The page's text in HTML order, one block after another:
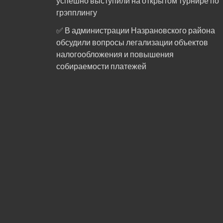
грэпплингу
✅ В администрации Назрановского района
обсудили вопросы легализации объектов
налогообложения и повышения
собираемости платежей